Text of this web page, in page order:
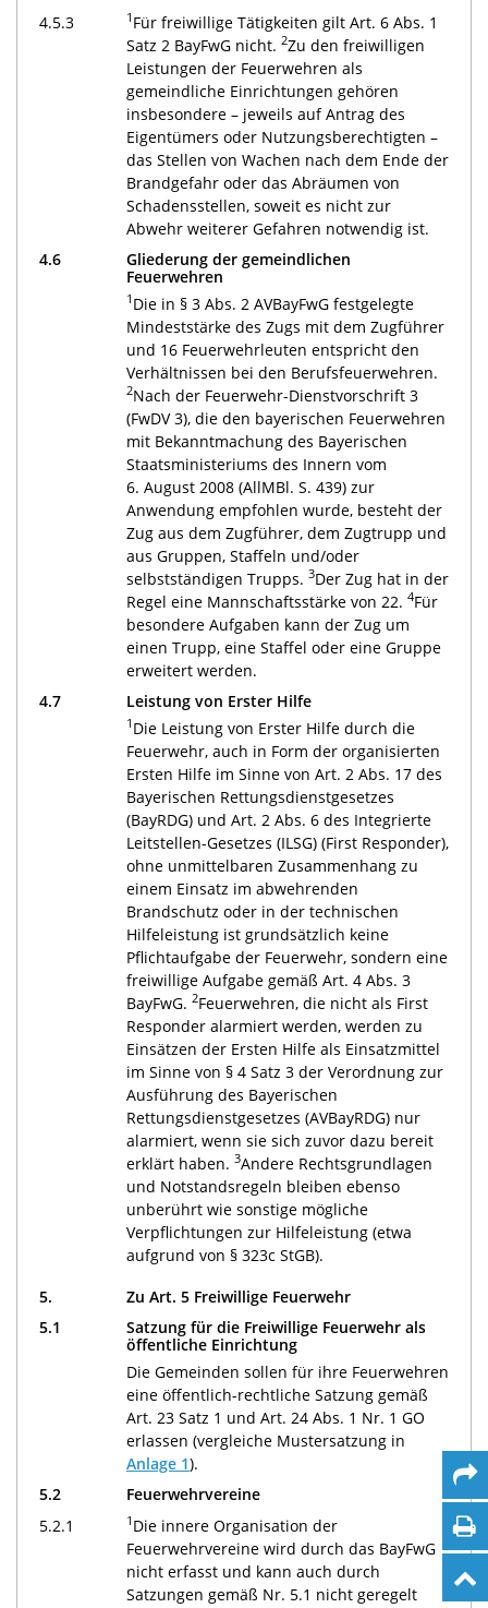
4.5.3
1 Für freiwillige Tätigkeiten gilt Art. 6 Abs. 1
Satz 2 BayFwG nicht. 2Zu den freiwilligen
Leistungen der Feuerwehren als
gemeindliche Einrichtungen gehören
insbesondere – jeweils auf Antrag des
Eigentümers oder Nutzungsberechtigten –
das Stellen von Wachen nach dem Ende der
Brandgefahr oder das Abräumen von
Schadensstellen, soweit es nicht zur
Abwehr weiterer Gefahren notwendig ist.
4.6
Gliederung der gemeindlichen
Feuerwehren
1 Die in § 3 Abs. 2 AVBayFwG festgelegte
Mindeststärke des Zugs mit dem Zugführer
und 16 Feuerwehrleuten entspricht den
Verhältnissen bei den Berufsfeuerwehren.
2Nach der Feuerwehr-Dienstvorschrift 3
(FwDV 3), die den bayerischen Feuerwehren
mit Bekanntmachung des Bayerischen
Staatsministeriums des Innern vom
6. August 2008 (AllMBl. S. 439) zur
Anwendung empfohlen wurde, besteht der
Zug aus dem Zugführer, dem Zugtrupp und
aus Gruppen, Staffeln und/oder
selbstständigen Trupps. 3Der Zug hat in der
Regel eine Mannschaftsstärke von 22. 4Für
besondere Aufgaben kann der Zug um
einen Trupp, eine Staffel oder eine Gruppe
erweitert werden.
4.7
Leistung von Erster Hilfe
1 Die Leistung von Erster Hilfe durch die
Feuerwehr, auch in Form der organisierten
Ersten Hilfe im Sinne von Art. 2 Abs. 17 des
Bayerischen Rettungsdienstgesetzes
(BayRDG) und Art. 2 Abs. 6 des Integrierte
Leitstellen-Gesetzes (ILSG) (First Responder),
ohne unmittelbaren Zusammenhang zu
einem Einsatz im abwehrenden
Brandschutz oder in der technischen
Hilfeleistung ist grundsätzlich keine
Pflichtaufgabe der Feuerwehr, sondern eine
freiwillige Aufgabe gemäß Art. 4 Abs. 3
BayFwG. 2Feuerwehren, die nicht als First
Responder alarmiert werden, werden zu
Einsätzen der Ersten Hilfe als Einsatzmittel
im Sinne von § 4 Satz 3 der Verordnung zur
Ausführung des Bayerischen
Rettungsdienstgesetzes (AVBayRDG) nur
alarmiert, wenn sie sich zuvor dazu bereit
erklärt haben. 3Andere Rechtsgrundlagen
und Notstandsregeln bleiben ebenso
unberührt wie sonstige mögliche
Verpflichtungen zur Hilfeleistung (etwa
aufgrund von § 323c StGB).
5.
Zu Art. 5 Freiwillige Feuerwehr
5.1
Satzung für die Freiwillige Feuerwehr als
öffentliche Einrichtung
Die Gemeinden sollen für ihre Feuerwehren
eine öffentlich-rechtliche Satzung gemäß
Art. 23 Satz 1 und Art. 24 Abs. 1 Nr. 1 GO
erlassen (vergleiche Mustersatzung in
Anlage 1).
5.2
Feuerwehrvereine
5.2.1
1 Die innere Organisation der
Feuerwehrvereine wird durch das BayFwG
nicht erfasst und kann auch durch
Satzungen gemäß Nr. 5.1 nicht geregelt